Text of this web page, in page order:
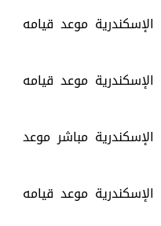
الإسكندرية موعد قيامه
الإسكندرية موعد قيامه
الإسكندرية مباشر موعد
الإسكندرية موعد قيامه